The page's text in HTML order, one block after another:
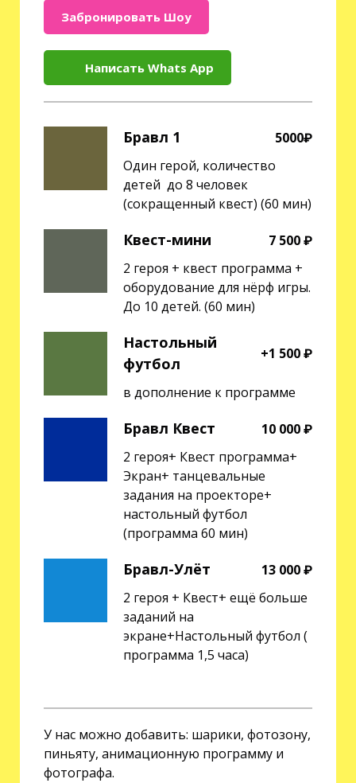
Забронировать Шоу
Написать Whats App
Бравл 1
5000₽
Один герой, количество
детей до 8 человек
(сокращенный квест) (60 мин)
Квест-мини
7 500 ₽
2 героя + квест программа +
оборудование для нёрф игры.
До 10 детей. (60 мин)
Настольный
футбол
+1 500 ₽
в дополнение к программе
Бравл Квест
10 000 ₽
2 героя+ Квест программа+
Экран+ танцевальные
задания на проекторе+
настольный футбол
(программа 60 мин)
Бравл-Улёт
13 000 ₽
2 героя + Квест+ ещё больше
заданий на
экране+Настольный футбол (
программа 1,5 часа)
У нас можно добавить: шарики, фотозону,
пиньяту, анимационную программу и
фотографа.